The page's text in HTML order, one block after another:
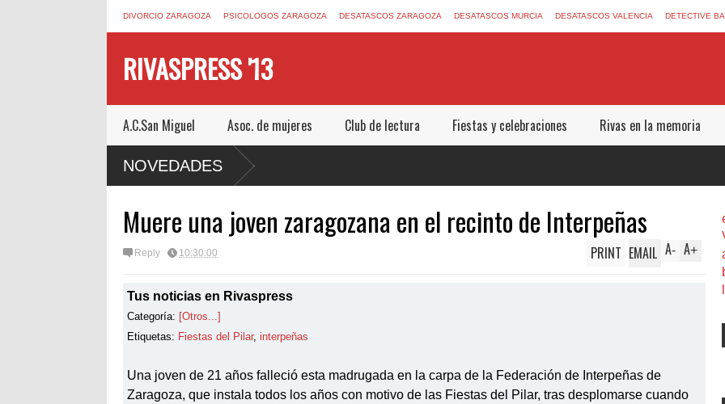
DIVORCIO ZARAGOZA PSICOLOGOS ZARAGOZA DESATASCOS ZARAGOZA DESATASCOS MURCIA DESATASCOS VALENCIA DETECTIVE
RIVASPRESS '13
A.C.San Miguel Asoc. de mujeres Club de lectura Fiestas y celebraciones Rivas en la memoria
NOVEDADES
UN ESCAPE ROOM DE MUCHO MIEDO EN
Muere una joven zaragozana en el recinto de Interpeñas
Reply 10:30:00 A+
A-
PRINT EMAIL
Tus noticias en Rivaspress
Categoría: [Otros...]
Etiquetas: Fiestas del Pilar, interpeñas
Una joven de 21 años falleció esta madrugada en la carpa de la Federación de Interpeñas de
Zaragoza, que instala todos los años con motivo de las Fiestas del Pilar, tras desplomarse cuando